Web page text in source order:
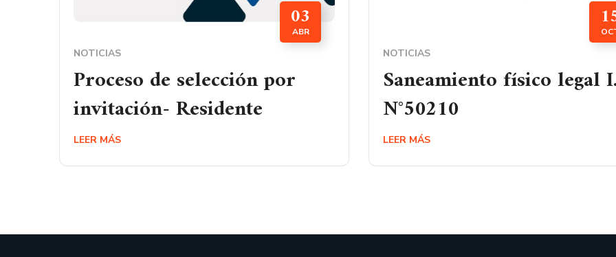
03
ABR
NOTICIAS
Proceso de selección por
invitación- Residente
LEER MÁS
NOTICIAS
Saneamiento físico legal
N°50210
LEER MÁS